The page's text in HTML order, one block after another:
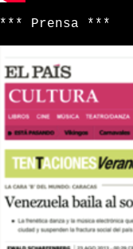
*** Prensa ***